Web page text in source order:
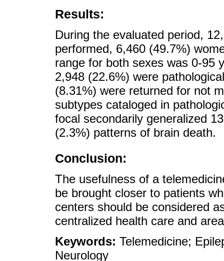
Results:
During the evaluated period,
performed, 6,460 (49.7%)
range for both sexes was 0-95
2,948 (22.6%) were
(8.31%) were returned for not
subtypes cataloged in
focal secondarily generalized
(2.3%) patterns of brain death.
Conclusion:
The usefulness of a
be brought closer to patients
centers should be considered
centralized health care and
Keywords: Telemedicine;
Neurology